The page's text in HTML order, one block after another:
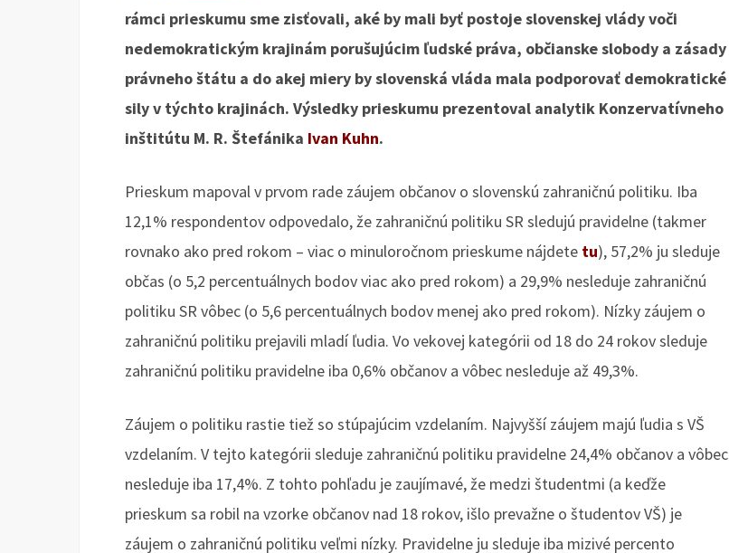
rámci prieskumu sme zisťovali, aké by mali byť postoje slovenskej vlády voči
nedemokratickým krajinám porušujúcim ľudské práva, občianske slobody a zásady
právneho štátu a do akej miery by slovenská vláda mala podporovať demokratické
sily v týchto krajinách. Výsledky prieskumu prezentoval analytik Konzervatívneho
inštitútu M. R. Štefánika Ivan Kuhn.
Prieskum mapoval v prvom rade záujem občanov o slovenskú zahraničnú politiku. Iba
12,1% respondentov odpovedalo, že zahraničnú politiku SR sledujú pravidelne (takmer
rovnako ako pred rokom – viac o minuloročnom prieskume nájdete tu), 57,2% ju sleduje
občas (o 5,2 percentuálnych bodov viac ako pred rokom) a 29,9% nesleduje zahraničnú
politiku SR vôbec (o 5,6 percentuálnych bodov menej ako pred rokom). Nízky záujem o
zahraničnú politiku prejavili mladí ľudia. Vo vekovej kategórii od 18 do 24 rokov sleduje
zahraničnú politiku pravidelne iba 0,6% občanov a vôbec nesleduje až 49,3%.
Záujem o politiku rastie tiež so stúpajúcim vzdelaním. Najvyšší záujem majú ľudia s VŠ
vzdelaním. V tejto kategórii sleduje zahraničnú politiku pravidelne 24,4% občanov a vôbec
nesleduje iba 17,4%. Z tohto pohľadu je zaujímavé, že medzi študentmi (a keďže
prieskum sa robil na vzorke občanov nad 18 rokov, išlo prevažne o študentov VŠ) je
záujem o zahraničnú politiku veľmi nízky. Pravidelne ju sleduje iba mizivé percento